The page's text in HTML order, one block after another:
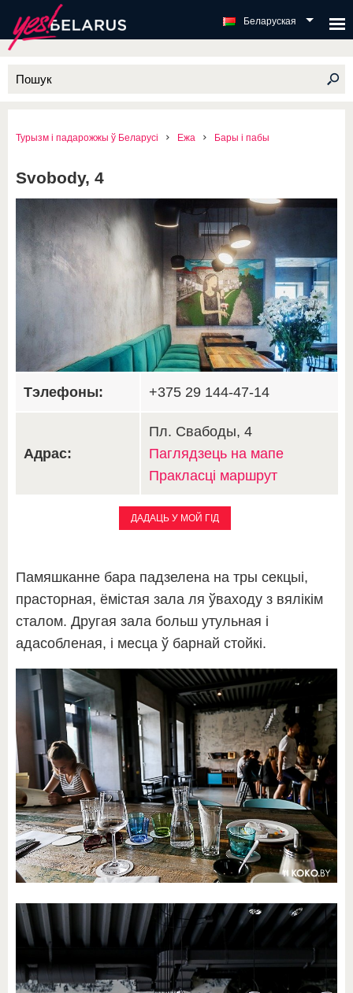
Беларуская
Турызм і падарожжы ў Беларусі Ежа Бары і пабы
Svobody, 4
Тэлефоны: +375 29 144-47-14
Адрас:
Пл. Свабоды, 4
Паглядзець на мапе
Пракласці маршрут
ДАДАЦЬ У МОЙ ГІД
Памяшканне бара падзелена на тры секцыі,
прасторная, ёмістая зала ля ўваходу з вялікім
сталом. Другая зала больш утульная і
адасобленая, і месца ў барнай стойкі.